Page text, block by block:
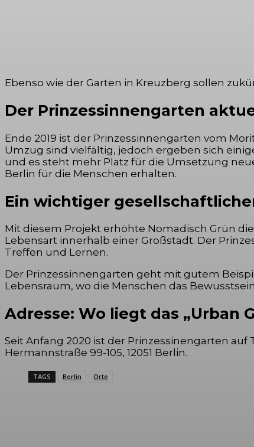
Ebenso wie der Garten in Kreuzberg sollen
Der Prinzessinnengarten
Ende 2019 ist der Prinzessinnengarten vom
Umzug sind vielfältig, jedoch ergeben sich
und es steht mehr Platz für die Umsetzung
Berlin für die Menschen erhalten.
Ein wichtiger
Mit diesem Projekt erhöhte Nomadisch Grün
Lebensart innerhalb einer Großstadt. Der
Treffen und Lernen.
Der Prinzessinnengarten geht mit gutem
Lebensraum, wo die Menschen das
Adresse: Wo liegt das „Urban
Seit Anfang 2020 ist der Prinzessinengarten
Hermannstraße 99-105, 12051 Berlin.
TAGS Berlin Orte